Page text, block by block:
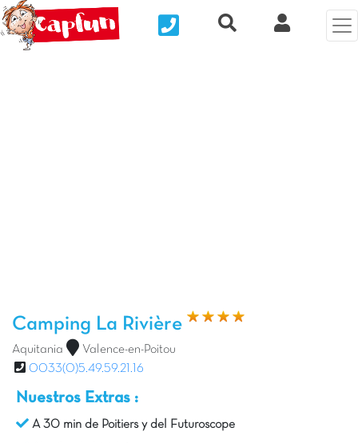
Nous contacterRecherche rapide
Mi
Camping La Rivière
Aquitania
Valence-en-Poitou
0033(0)5.49.59.21.16
Nuestros Extras :
A 30 min de Poitiers y del Futuroscope